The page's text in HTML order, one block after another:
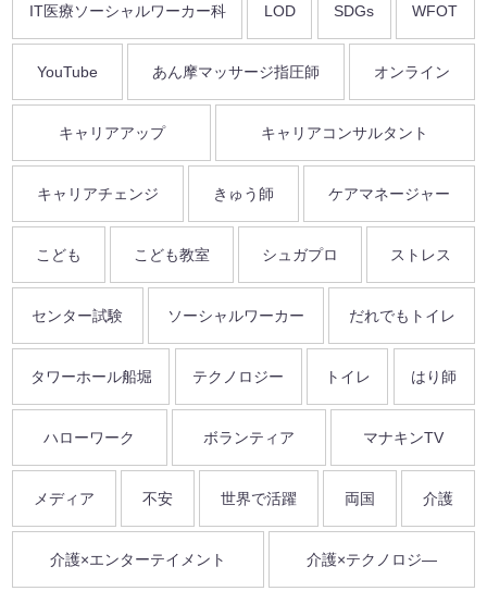
IT医療ソーシャルワーカー科 LOD SDGs WFOT
YouTube あん摩マッサージ指圧師 オンライン
キャリアアップ キャリアコンサルタント
キャリアチェンジ きゅう師 ケアマネージャー
こども こども教室 シュガプロ ストレス
センター試験 ソーシャルワーカー だれでもトイレ
タワーホール船堀 テクノロジー トイレ はり師
ハローワーク ボランティア マナキンTV
メディア 不安 世界で活躍 両国 介護
介護×エンターテイメント 介護×テクノロジ―